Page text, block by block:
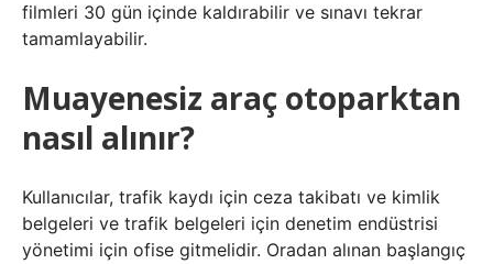
filmleri 30 gün içinde kaldırabilir ve sınavı tekrar
tamamlayabilir.
Muayenesiz araç otoparktan
nasıl alınır?
Kullanıcılar, trafik kaydı için ceza takibatı ve kimlik
belgeleri ve trafik belgeleri için denetim endüstrisi
yönetimi için ofise gitmelidir. Oradan alınan başlangıç ​​